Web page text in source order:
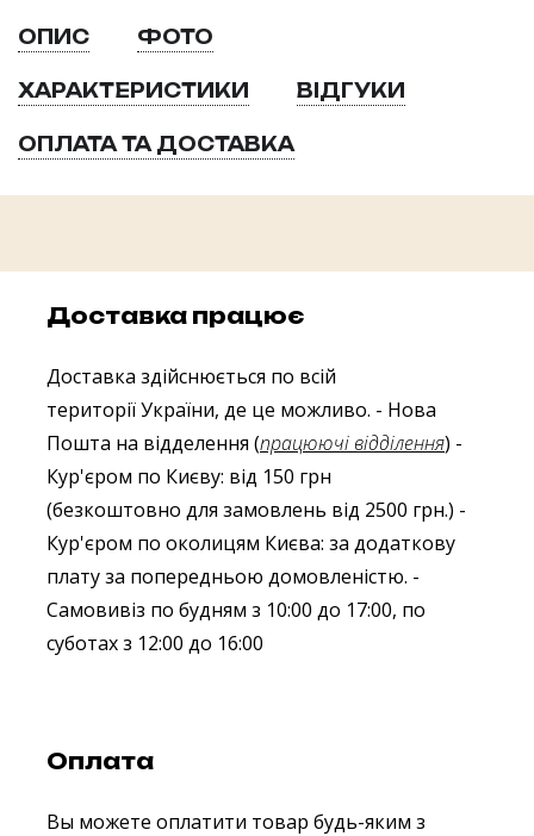
ОПИС ФОТО
ХАРАКТЕРИСТИКИ ВІДГУКИ
ОПЛАТА ТА ДОСТАВКА
Доставка працює
Доставка здійснюється по всій
території України, де це можливо. - Нова
Пошта на відделення (працюючі відділення) -
Кур'єром по Києву: від 150 грн
(безкоштовно для замовлень від 2500 грн.) -
Кур'єром по околицям Києва: за додаткову
плату за попередньою домовленістю. -
Самовивіз по будням з 10:00 до 17:00, по
суботах з 12:00 до 16:00
Оплата
Вы можете оплатити товар будь-яким з